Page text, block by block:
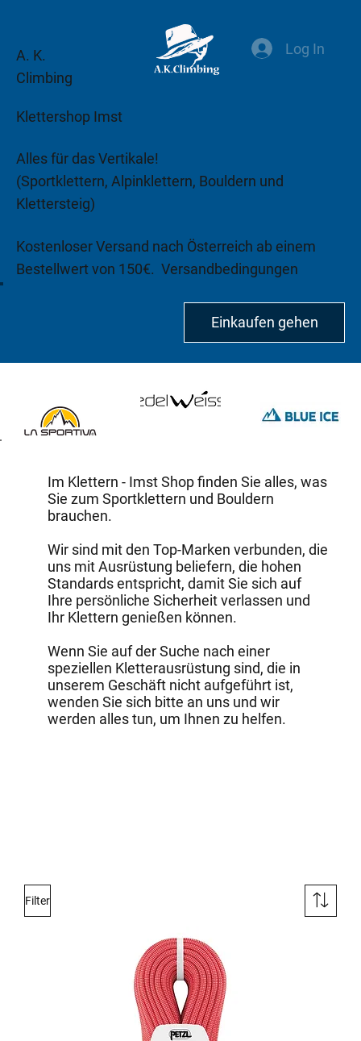
A. K.
Climbing
Klettershop Imst
Alles für das Vertikale!
(Sportklettern, Alpinklettern, Bouldern und
Klettersteig)
Kostenloser Versand nach Österreich ab einem
Bestellwert von 150€. Versandbedingungen
Log In
Filter
Im Klettern - Imst Shop finden Sie alles, was
Sie zum Sportklettern und Bouldern
brauchen.
Wir sind mit den Top-Marken verbunden, die
uns mit Ausrüstung beliefern, die hohen
Standards entspricht, damit Sie sich auf
Ihre persönliche Sicherheit verlassen und
Ihr Klettern genießen können.
Wenn Sie auf der Suche nach einer
speziellen Kletterausrüstung sind, die in
unserem Geschäft nicht aufgeführt ist,
wenden Sie sich bitte an uns und wir
werden alles tun, um Ihnen zu helfen.
Einkaufen gehen